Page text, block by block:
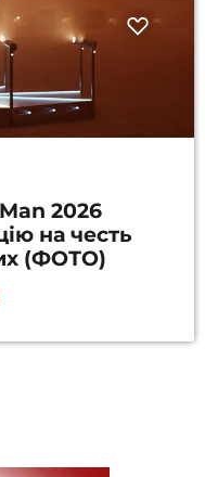
2026
на честь
(ФОТО)